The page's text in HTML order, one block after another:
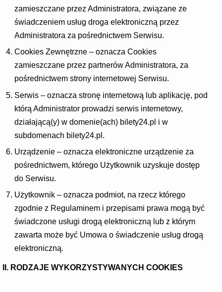
zamieszczane przez Administratora, związane ze
świadczeniem usług droga elektroniczną przez
Administratora za pośrednictwem Serwisu.
Cookies Zewnętrzne – oznacza Cookies
zamieszczane przez partnerów Administratora, za
pośrednictwem strony internetowej Serwisu.
Serwis – oznacza stronę internetową lub aplikację, pod
którą Administrator prowadzi serwis internetowy,
działającą(y) w domenie(ach) bilety24.pl i w
subdomenach bilety24.pl.
Urządzenie – oznacza elektroniczne urządzenie za
pośrednictwem, którego Użytkownik uzyskuje dostęp
do Serwisu.
Użytkownik – oznacza podmiot, na rzecz którego
zgodnie z Regulaminem i przepisami prawa mogą być
świadczone usługi drogą elektroniczną lub z którym
zawarta może być Umowa o świadczenie usług drogą
elektroniczną.
II. RODZAJE WYKORZYSTYWANYCH COOKIES